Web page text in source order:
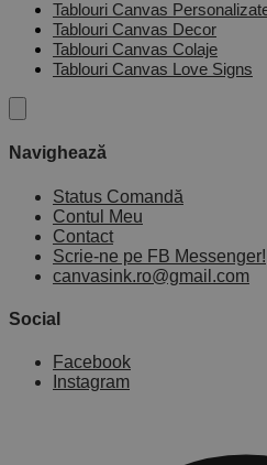
Tablouri Canvas
Tablouri Canvas Decor
Tablouri Canvas Colaje
Tablouri Canvas Love Signs
Navighează
Status Comandă
Contul Meu
Contact
Scrie-ne pe FB Messenger!
canvasink.ro@gmail.com
Social
Facebook
Instagram